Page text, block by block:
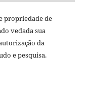
propriedade de
vedada sua
da
e pesquisa.